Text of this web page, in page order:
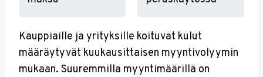
Kauppiaille ja yrityksille koituvat kulut
määräytyvät kuukausittaisen myyntivolyymin
mukaan. Suuremmilla myyntimäärillä on